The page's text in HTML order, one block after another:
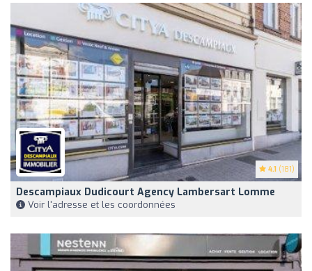
4.1 (181)
Descampiaux Dudicourt Agency Lambersart Lomme
Voir l'adresse et les coordonnées